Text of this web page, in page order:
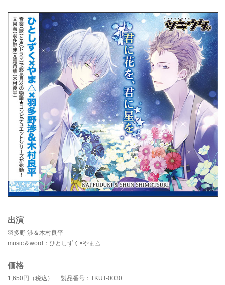
出演
羽多野 渉＆木村良平
music＆word：ひとしずく×やま△
価格
1,650円（税込） 製品番号：TKUT-0030